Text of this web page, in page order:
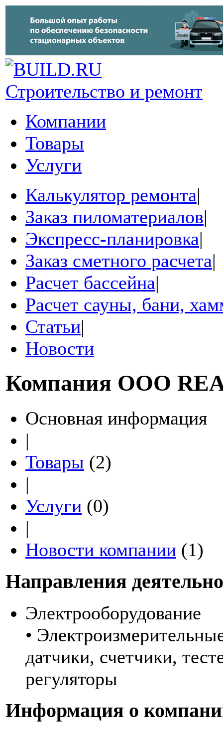
Строительство и ремонт
Компании
Товары
Услуги
Калькулятор ремонта|
Заказ пиломатериалов|
Экспресс-планировка|
Заказ сметного расчета|
Расчет бассейна|
Расчет сауны, бани,
Статьи|
Новости
Компания ООО
Основная информация
|
Товары (2)
|
Услуги (0)
|
Новости компании (1)
Направления
Электрооборудование
•
датчики, счетчики,
регуляторы
Информация о